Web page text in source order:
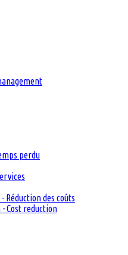
perdu
Réduction des coûts
Cost reduction